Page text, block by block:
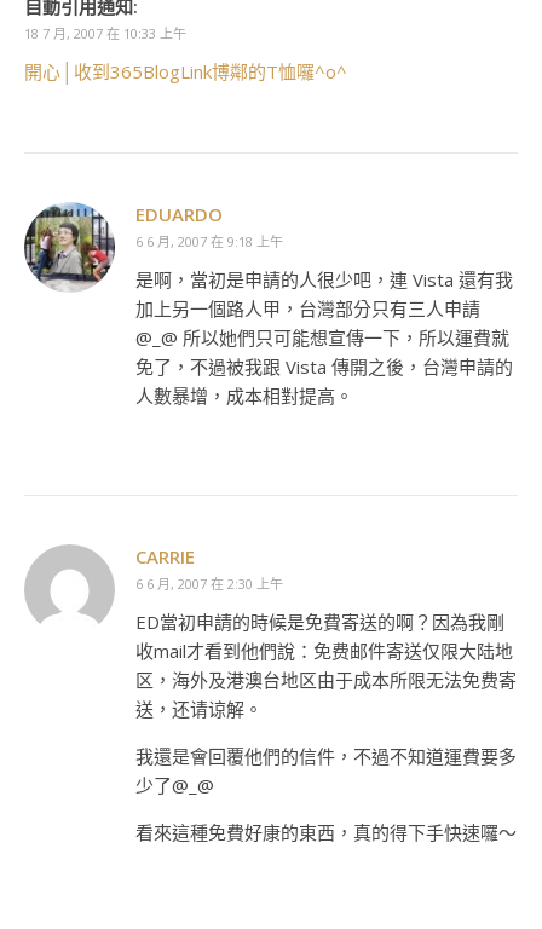
自動引用通知:
18 7 月, 2007 在 10:33 上午
開心│收到365BlogLink博鄰的T恤囉^o^
EDUARDO
6 6 月, 2007 在 9:18 上午
是啊，當初是申請的人很少吧，連 Vista 還有我
加上另一個路人甲，台灣部分只有三人申請
@_@ 所以她們只可能想宣傳一下，所以運費就
免了，不過被我跟 Vista 傳開之後，台灣申請的
人數暴增，成本相對提高。
CARRIE
6 6 月, 2007 在 2:30 上午
ED當初申請的時候是免費寄送的啊？因為我剛
收mail才看到他們說：免费邮件寄送仅限大陆地
区，海外及港澳台地区由于成本所限无法免费寄
送，还请谅解。
我還是會回覆他們的信件，不過不知道運費要多
少了@_@
看來這種免費好康的東西，真的得下手快速囉～